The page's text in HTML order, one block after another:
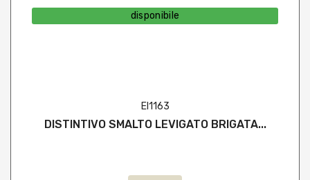
disponibile
EI1163
DISTINTIVO SMALTO LEVIGATO BRIGATA...